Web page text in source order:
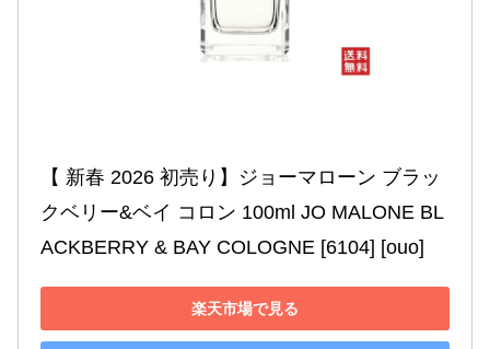
【 新春 2026 初売り】ジョーマローン ブラッ
クベリー&ベイ コロン 100ml JO MALONE BL
ACKBERRY & BAY COLOGNE [6104] [ouo]
楽天市場で見る